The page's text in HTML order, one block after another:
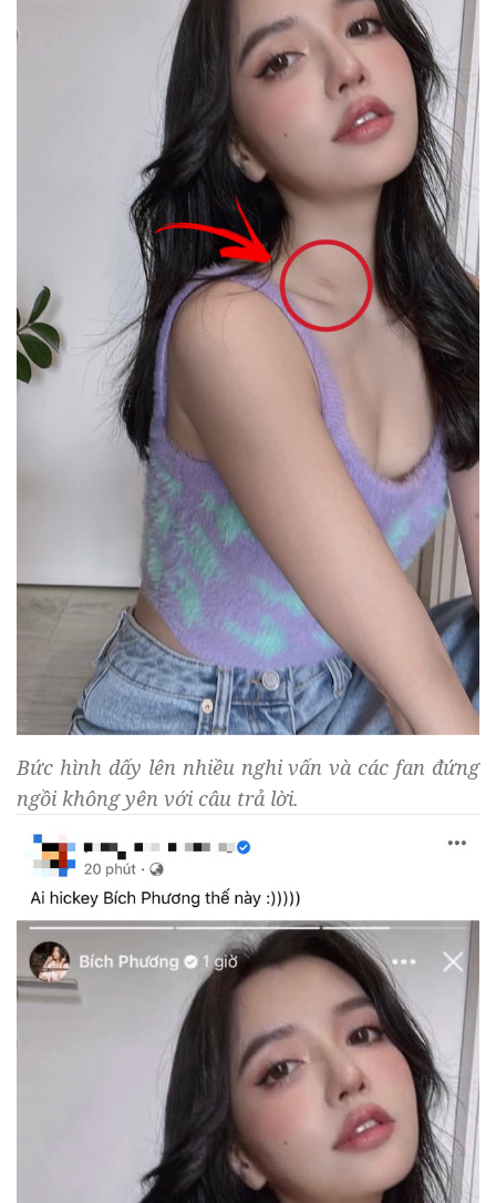
Bức hình dấy lên nhiều nghi vấn và các fan đứng
ngồi không yên với câu trả lời.